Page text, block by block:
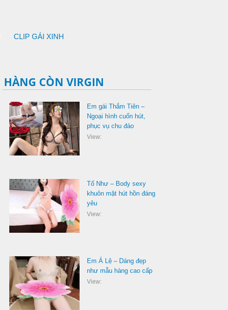
CLIP GÁI XINH
HÀNG CÒN VIRGIN
Em gái Thắm Tiên –
Ngoại hình cuốn hút,
phục vụ chu đáo
View:
Tố Như – Body sexy
khuôn mặt hút hồn đáng
yêu
View:
Em Á Lệ – Dáng đẹp
như mẫu hàng cao cấp
View: